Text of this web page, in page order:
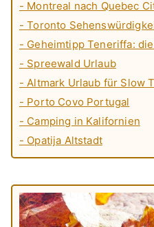
- Montreal nach Quebec
- Toronto
- Geheimtipp Teneriffa:
- Spreewald Urlaub
- Altmark Urlaub für Slow
- Porto Covo Portugal
- Camping in Kalifornien
- Opatija Altstadt